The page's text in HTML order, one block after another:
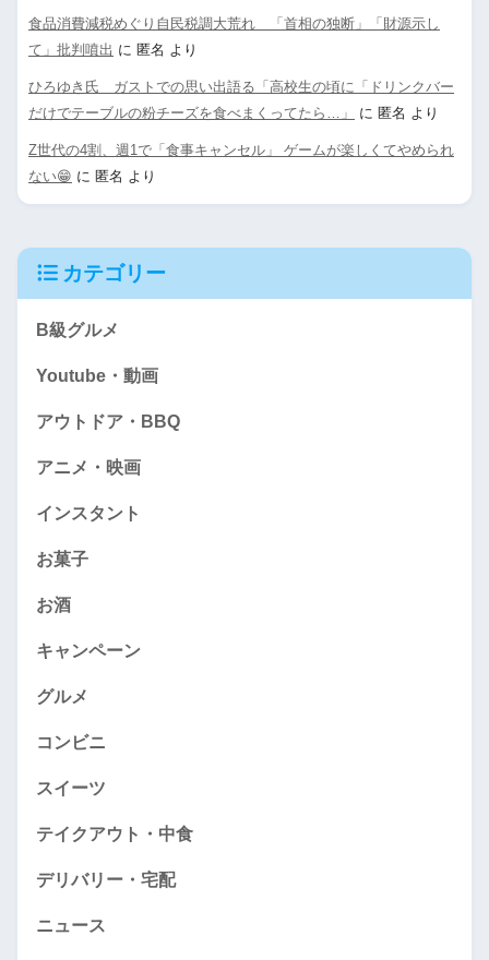
食品消費減税めぐり自民税調大荒れ 「首相の独断」「財源示し
て」批判噴出 に 匿名 より
ひろゆき氏 ガストでの思い出語る「高校生の頃に「ドリンクバー
だけでテーブルの粉チーズを食べまくってたら…」
に 匿名 より
Z世代の4割、週1で「食事キャンセル」 ゲームが楽しくてやめられ
ない😁 に 匿名 より
カテゴリー
B級グルメ
Youtube・動画
アウトドア・BBQ
アニメ・映画
インスタント
お菓子
お酒
キャンペーン
グルメ
コンビニ
スイーツ
テイクアウト・中食
デリバリー・宅配
ニュース